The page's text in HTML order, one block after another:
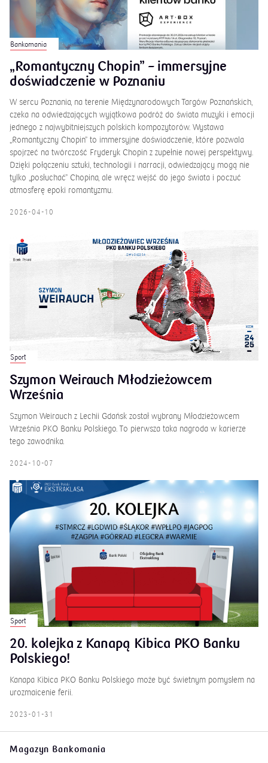
Bankomania
„Romantyczny Chopin” – immersyjne
doświadczenie w Poznaniu
W sercu Poznania, na terenie Międzynarodowych Targów Poznańskich,
czeka na odwiedzających wyjątkowa podróż do świata muzyki i emocji
jednego z najwybitniejszych polskich kompozytorów. Wystawa
„Romantyczny Chopin” to immersyjne doświadczenie, które pozwala
spojrzeć na twórczość Fryderyk Chopin z zupełnie nowej perspektywy.
Dzięki połączeniu sztuki, technologii i narracji, odwiedzający mogą nie
tylko „posłuchać” Chopina, ale wręcz wejść do jego świata i poczuć
atmosferę epoki romantyzmu.
2026-04-10
Sport
Szymon Weirauch Młodzieżowcem
Września
Szymon Weirauch z Lechii Gdańsk został wybrany Młodzieżowcem
Września PKO Banku Polskiego. To pierwsza taka nagroda w karierze
tego zawodnika.
2024-10-07
Sport
20. kolejka z Kanapą Kibica PKO Banku
Polskiego!
Kanapa Kibica PKO Banku Polskiego może być świetnym pomysłem na
urozmaicenie ferii.
2023-01-31
Magazyn Bankomania